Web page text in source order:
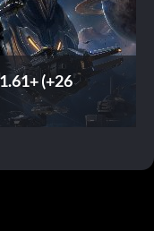
(+26